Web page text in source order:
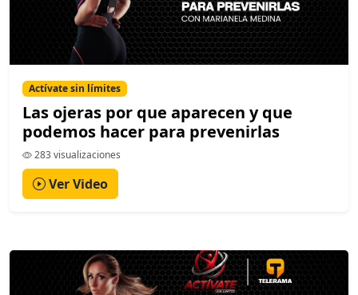
Actívate sin límites
Las ojeras por que aparecen y que
podemos hacer para prevenirlas
283 visualizaciones
Ver Video